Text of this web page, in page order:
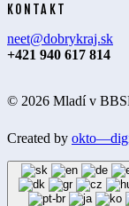
KONTAKT
neet@dobrykraj.sk
+421 940 617 814
© 2026 Mladí v
Created by